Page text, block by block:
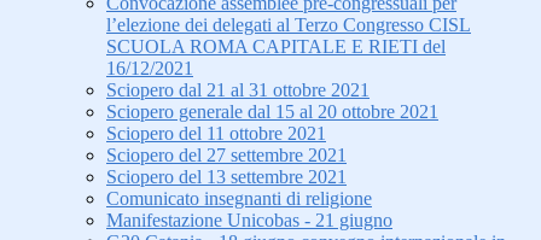
l’elezione dei delegati al Terzo Congresso CISL
SCUOLA ROMA CAPITALE E RIETI del
16/12/2021
Sciopero dal 21 al 31 ottobre 2021
Sciopero generale dal 15 al 20 ottobre 2021
Sciopero del 11 ottobre 2021
Sciopero del 27 settembre 2021
Sciopero del 13 settembre 2021
Comunicato insegnanti di religione
Manifestazione Unicobas - 21 giugno